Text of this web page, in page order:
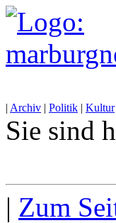
| Archiv | Politik | Kultur
Sie sind
| Zum